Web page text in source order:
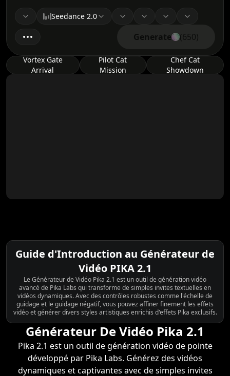
model
Seedance 2.0
Generate (650)
Vortex Gate
Arrival
Pilot Cat
Mission
Chef Cat
Showdown
Guide d'Introduction au Générateur de
Vidéo PIKA 2.1
Le Générateur de Vidéo Pika 2.1 est un outil de génération vidéo
avancé de Pika Labs qui transforme de simples invites textuelles en
vidéos dynamiques. Avec des contrôles robustes comme l'échelle de
guidage et le guidage négatif, vous pouvez affiner finement les effets
vidéo et générer divers styles artistiques enrichis d'effets Pika exclusifs.
Générateur De Vidéo Pika 2.1
Pika 2.1 est un outil de génération vidéo de pointe
développé par Pika Labs. Générez des vidéos
dynamiques et captivantes avec de simples invites